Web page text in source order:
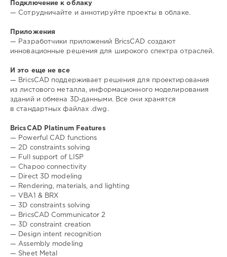
Подключение к облаку
— Сотрудничайте и аннотируйте проекты в облаке.
Приложения
— Разработчики приложений BricsCAD создают
инновационные решения для широкого спектра отраслей.
И это еще не все
— BricsCAD поддерживает решения для проектирования
из листового металла, информационного моделирования
зданий и обмена 3D-данными. Все они хранятся
в стандартных файлах .dwg.
BricsCAD Platinum Features
— Powerful CAD functions
— 2D constraints solving
— Full support of LISP
— Chapoo connectivity
— Direct 3D modeling
— Rendering, materials, and lighting
— VBA1 & BRX
— 3D constraints solving
— BricsCAD Communicator 2
— 3D constraint creation
— Design intent recognition
— Assembly modeling
— Sheet Metal